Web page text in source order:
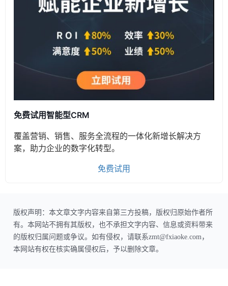
免费试用智能型CRM
覆盖营销、销售、服务全流程的一体化新增长解决方
案，助力企业的数字化转型。
免费试用
版权声明：本文章文字内容来自第三方投稿，版权归原始作者所
有。本网站不拥有其版权，也不承担文字内容、信息或资料带来
的版权归属问题或争议。如有侵权，请联系zmt@fxiaoke.com，
本网站有权在核实确属侵权后，予以删除文章。